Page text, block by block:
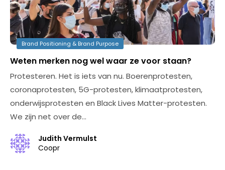
Brand Positioning & Brand Purpose
Weten merken nog wel waar ze voor staan?
Protesteren. Het is iets van nu. Boerenprotesten,
coronaprotesten, 5G-protesten, klimaatprotesten,
onderwijsprotesten en Black Lives Matter-protesten.
We zijn net over de…
Judith Vermulst
Coopr